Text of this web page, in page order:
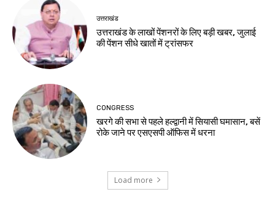
उत्तराखंड
उत्तराखंड के लाखों पेंशनरों के लिए बड़ी खबर, जुलाई
की पेंशन सीधे खातों में ट्रांसफर
CONGRESS
खरगे की सभा से पहले हल्द्वानी में सियासी घमासान, बसें
रोके जाने पर एसएसपी ऑफिस में धरना
Load more